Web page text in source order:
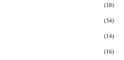
(18)
(34)
(14)
(16)